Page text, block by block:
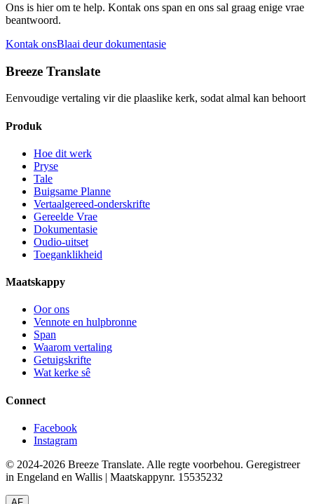
Ons is hier om te help. Kontak ons span en ons sal graag enige vrae
beantwoord.
Kontak onsBlaai deur dokumentasie
Breeze Translate
Eenvoudige vertaling vir die plaaslike kerk, sodat almal kan behoort
Produk
Hoe dit werk
Pryse
Tale
Buigsame Planne
Vertaalgereed-onderskrifte
Gereelde Vrae
Dokumentasie
Oudio-uitset
Toeganklikheid
Maatskappy
Oor ons
Vennote en hulpbronne
Span
Waarom vertaling
Getuigskrifte
Wat kerke sê
Connect
Facebook
Instagram
© 2024-2026 Breeze Translate. Alle regte voorbehou. Geregistreer
in Engeland en Wallis | Maatskappynr. 15535232